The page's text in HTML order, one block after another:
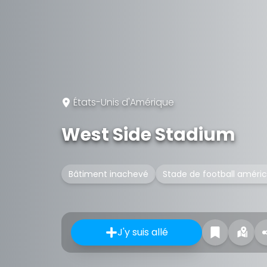
États-Unis d'Amérique
West Side Stadium
Bâtiment inachevé Stade de football
J'y suis allé